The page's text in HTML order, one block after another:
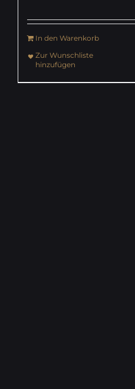
In den Warenkorb
Zur Wunschliste
hinzufügen